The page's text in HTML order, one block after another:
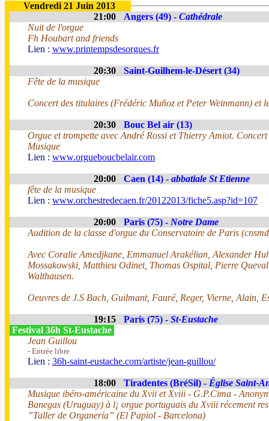
Vendredi 21 Juin 2013
21:00
Angers (49) - Cathédrale
Nuit de l'orgue
Fh Houbart and friends
Lien : www.printempsdesorgues.fr
20:30
Saint-Guilhem-le-Désert (34)
Fête de la musique
Concert des titulaires (Frédéric Muñoz et Peter Weinmann) et
20:30
Bouc Bel air (13)
Orgue et trompette avec André Rossi et Thierry Amiot.
Musique
Lien : www.orgueboucbelair.com
20:00 Caen (14) - abbatiale St Etienne
fête de la musique
Lien : www.orchestredecaen.fr/20122013/fiche5.asp?id=107
20:00 Paris (75) - Notre Dame
Audition de la classe d'orgue du Conservatoire de Paris
Avec Coralie Amedjkane, Emmanuel Arakélian, Alexander
Mossakowski, Matthieu Odinet, Thomas Ospital, Pierre
Walthausen.
Oeuvres de J.S Bach, Guilmant, Fauré, Reger, Vierne, Alain,
19:15 Paris (75) - St-Eustache
Festival 36h St-Eustache
Jean Guillou
- Entrée libre
Lien : 36h-saint-eustache.com/artiste/jean-guillou/
18:00 Tiradentes (BréSil) - Église Saint-
Musique ibéro-américaine du Xvii et Xviii - G.P.Cima -
Banegas (Uruguay) à l¡ orgue portuguais du Xviii récement
”Taller de Organería” (El Papiol - Barcelona)